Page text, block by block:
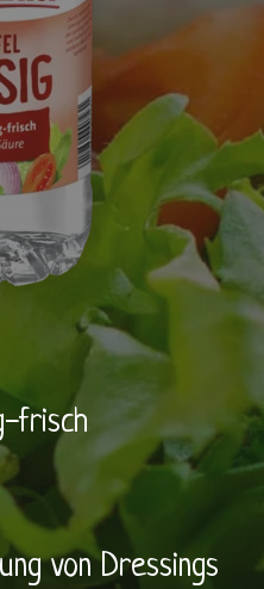
frisch
von Dressings